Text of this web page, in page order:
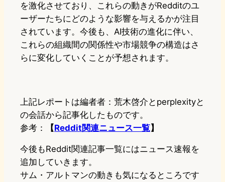
を激化させており、これらの動きがRedditのユ
ーザーたちにどのような影響を与えるかが注目
されています。今後も、AI技術の進化に伴い、
これらの組織間の関係性や市場競争の構造はさ
らに変化していくことが予想されます。
上記レポートは編者者：荒木啓介とperplexityと
の会話から記事化したものです。
参考：
【Reddit関連ニュース一覧】
今後もReddit関連記事一覧にはニュース速報を
追加していきます。
サム・アルトマンの動きも気になるところです